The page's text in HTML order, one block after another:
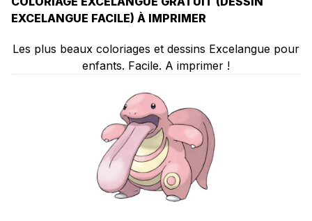
EXCELANGUE FACILE) À IMPRIMER
Les plus beaux coloriages et dessins Excelangue pour
enfants. Facile. A imprimer !